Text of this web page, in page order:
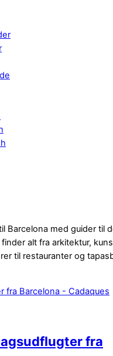
Barcelona med guider til
alt fra arkitektur,
til restauranter og
fra